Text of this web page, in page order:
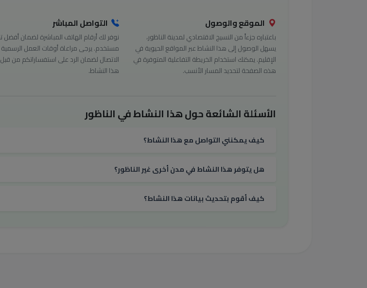
الموقع والوصول
باعتباره جزءاً من النسيج الاقتصادي لمدينة الناظور،
يسهل الوصول إلى هذا النشاط عبر المواقع الحيوية في
الإقليم. يمكنك استخدام الخريطة التفاعلية المتوفرة في
هذه الصفحة لتحديد المسار الأنسب.
التواصل المباشر
نوفر لك أرقام الهاتف المباشرة لضمان أفضل
مستخدم. يرجى مراعاة أوقات العمل
الاتصال لضمان الرد على استفساراتكم من
هذا النشاط.
الأسئلة الشائعة حول هذا النشاط في الناظور
كيف يمكنني التواصل مع هذا النشاط؟
هل يتوفر هذا النشاط في مدن أخرى غير الناظور؟
كيف أقوم بتحديث بيانات هذا النشاط؟